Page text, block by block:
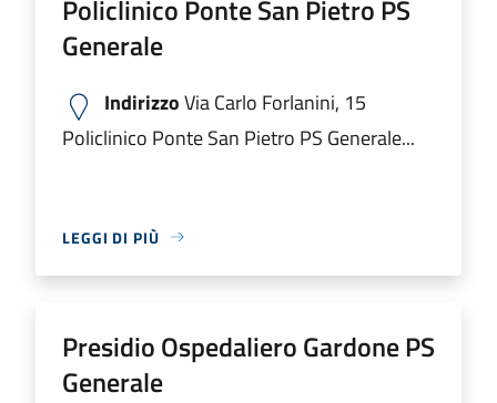
Policlinico Ponte San Pietro PS
Generale
IndirizzoVia Carlo Forlanini, 15
Policlinico Ponte San Pietro PS Generale...
LEGGI DI PIÙ
Presidio Ospedaliero Gardone PS
Generale